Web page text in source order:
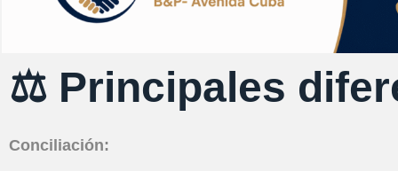
⚖️ Principales
Conciliación: